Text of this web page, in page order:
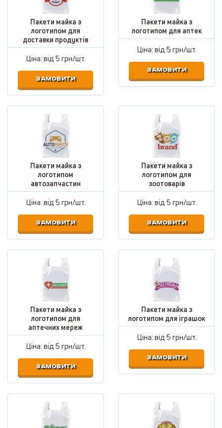
Пакети майка з
логотипом для
доставки продуктів
Ціна: від5 грн/шт.
ЗАМОВИТИ
Пакети майка з
логотипом для аптек
Ціна: від5 грн/шт.
ЗАМОВИТИ
Пакети майка з
логотипом
автозапчастин
Ціна: від5 грн/шт.
ЗАМОВИТИ
Пакети майка з
логотипом для
зоотоварів
Ціна: від5 грн/шт.
ЗАМОВИТИ
Пакети майка з
логотипом для
аптечних мереж
Ціна: від5 грн/шт.
ЗАМОВИТИ
Пакети майка з
логотипом для іграшок
Ціна: від5 грн/шт.
ЗАМОВИТИ